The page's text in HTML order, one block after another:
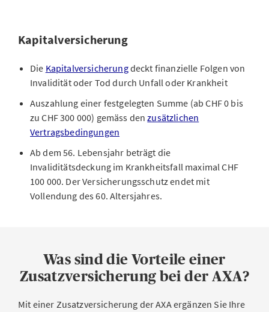
Kapitalversicherung
Die Kapitalversicherungdeckt finanzielle Folgen von
Invalidität oder Tod durch Unfall oder Krankheit
Auszahlung einer festgelegten Summe (ab CHF 0 bis
zu CHF 300 000) gemäss denzusätzlichen
Vertragsbedingungen
Ab dem 56. Lebensjahr beträgt die
Invaliditätsdeckung im Krankheitsfall maximal CHF
100 000. Der Versicherungsschutz endet mit
Vollendung des 60. Altersjahres.
Was sind die Vorteile einer
Zusatzversicherung bei der AXA?
Mit einer Zusatzversicherung der AXA ergänzen Sie Ihre